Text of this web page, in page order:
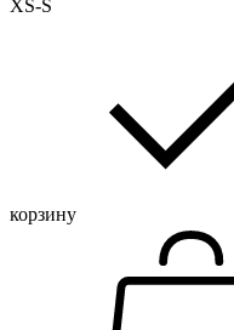
XS-S
корзину